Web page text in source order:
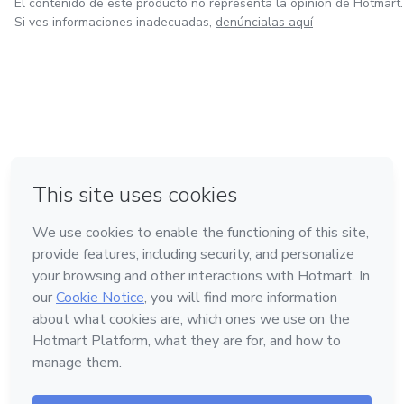
Si ves informaciones inadecuadas, denúncialas aquí
Hecho con❤ en Belo Horizonte
Conoce Hotmart
Idioma
Español